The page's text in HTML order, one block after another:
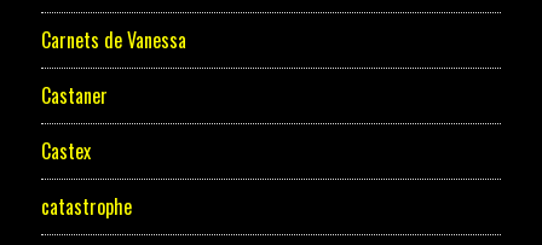
Carnets de Vanessa
Castaner
Castex
catastrophe